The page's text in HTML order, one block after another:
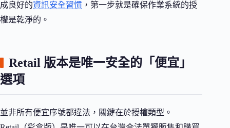
成良好的資訊安全習慣 ，第一步就是確保作業系統的授
權是乾淨的。
Retail 版本是唯一安全的「便宜」
選項
並非所有便宜序號都違法，關鍵在於授權類型。